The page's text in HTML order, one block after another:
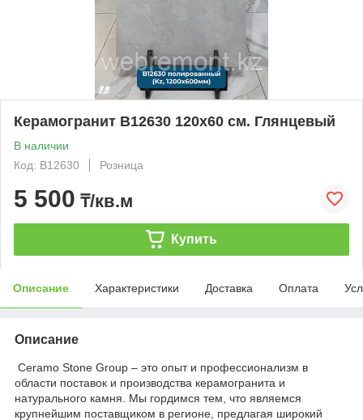
Керамогранит B12630 120х60 см. Глянцевый
В наличии
Код: B12630
Розница
5 500 ₸/кв.м
Купить
Описание Характеристики Доставка Оплата
Описание
Ceramo Stone Group – это опыт и профессионализм в
области поставок и производства керамогранита и
натурального камня. Мы гордимся тем, что являемся
крупнейшим поставщиком в регионе, предлагая широкий